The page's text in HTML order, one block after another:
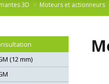
3D Moteurs et actionneurs
(12 mm)